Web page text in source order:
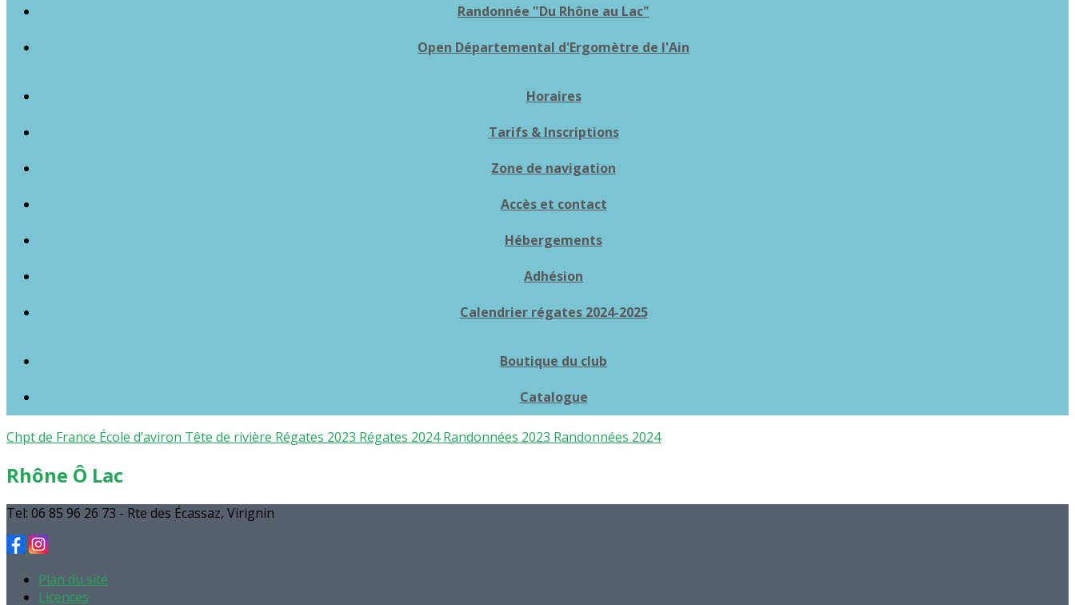
Randonnée "Du Rhône au Lac"
Open Départemental d'Ergomètre de l'Ain
Horaires
Tarifs & Inscriptions
Zone de navigation
Accès et contact
Hébergements
Adhésion
Calendrier régates 2024-2025
Boutique du club
Catalogue
Chpt de France École d’aviron Tête de rivière Régates 2023 Régates 2024Randonnées 2023 Randonnées 2024
Rhône Ô Lac
Tel: 06 85 96 26 73 - Rte des Écassaz, Virignin
Plan du site
Licences